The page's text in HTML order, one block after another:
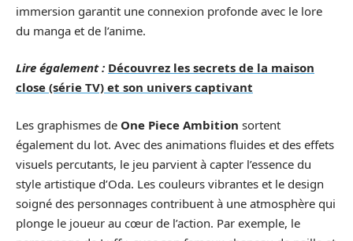
immersion garantit une connexion profonde avec le lore
du manga et de l’anime.
Lire également : Découvrez les secrets de la maison
close (série TV) et son univers captivant
Les graphismes de One Piece Ambition sortent
également du lot. Avec des animations fluides et des effets
visuels percutants, le jeu parvient à capter l’essence du
style artistique d’Oda. Les couleurs vibrantes et le design
soigné des personnages contribuent à une atmosphère qui
plonge le joueur au cœur de l’action. Par exemple, le